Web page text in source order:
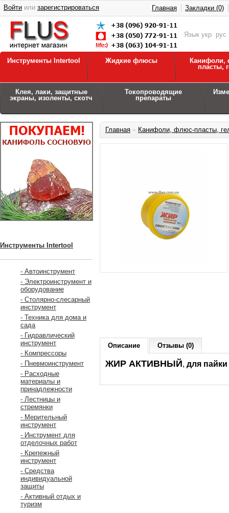
Язык укр рус
Войти или зарегистрироваться Главная Закладки (0)
Инструменты Intertool Жидкие флюсы
Канифоли,
пласты,
Клея, лаки, защитные
экраны, изоленты, скотч
Токопроводящие
препараты
Инструменты Intertool
- Автоинструмент
- Электроинструмент и
оборудование
- Столярно-слесарный
инструмент
- Техника для дома и
сада
- Гидравлический
инструмент
- Компрессоры
- Пневмоинструмент
- Расходные
материалы и
принадлежности
- Лестницы и
стремянки
- Мерительный
инструмент
- Инструмент для
отделочных работ
- Крепежный
инструмент
- Средства
индивидуальной
защиты
- Активный отдых и
туризм
Главная » Канифоли, флюс-пласты,
Описание Отзывы (0)
ЖИР АКТИВНЫЙ, для пайки